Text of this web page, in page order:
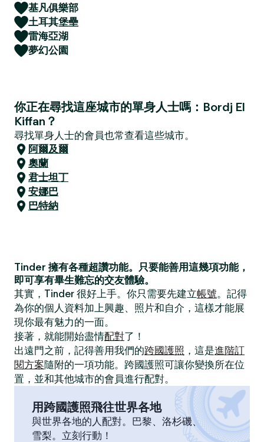
基凡俱樂部
土耳其堡壘
雷海亞湖
夢幻公園
你正在尋找這座城市的單身人士嗎：Bordj El
Kiffan？
尋找單身人士的會員也常查看這些城市。
阿爾及爾
奧蘭
君士坦丁
安娜巴
巴特納
Tinder 擁有各種超讚功能。只要能善用這幾項功能，
即可享有畢生難忘的交友體驗。
其實，Tinder 很好上手。你只需要先建立帳號。記得
為你的個人資料加上興趣、照片和自介，這樣才能展
現你最有魅力的一面。
接著，就能開始盡情配對了！
出遠門之前，記得善用我們的跨國護照 ，這是進階訂
閱方案隨附的一項功能。跨國護照可讓你變換所在位
置，並和其他城市的會員進行配對。
用跨國護照飛往世界各地
與世界各地的人配對。巴黎、洛杉磯、
雪梨。立刻行動！